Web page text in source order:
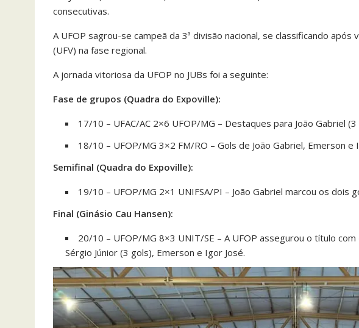
consecutivas.
A UFOP sagrou-se campeã da 3ª divisão nacional, se classificando
(UFV) na fase regional.
A jornada vitoriosa da UFOP no JUBs foi a seguinte:
Fase de grupos (Quadra do Expoville):
17/10 – UFAC/AC 2×6 UFOP/MG – Destaques para João Gabriel
18/10 – UFOP/MG 3×2 FM/RO – Gols de João Gabriel, Emerson e
Semifinal (Quadra do Expoville):
19/10 – UFOP/MG 2×1 UNIFSA/PI – João Gabriel marcou os dois
Final (Ginásio Cau Hansen):
20/10 – UFOP/MG 8×3 UNIT/SE – A UFOP assegurou o título
Sérgio Júnior (3 gols), Emerson e Igor José.